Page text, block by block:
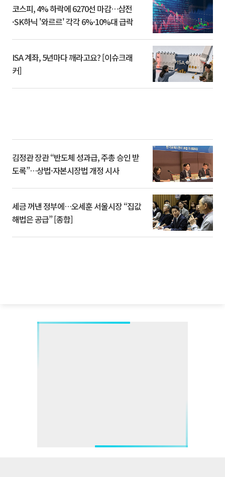
코스피, 4% 하락에 6270선 마감…삼전
·SK하닉 '와르르' 각각 6%·10%대 급락
ISA 계좌, 5년마다 깨라고요? [이슈크래
커]
김정관 장관 “반도체 성과급, 주총 승인 받
도록”…상법·자본시장법 개정 시사
세금 꺼낸 정부에…오세훈 서울시장 “집값
해법은 공급” [종합]